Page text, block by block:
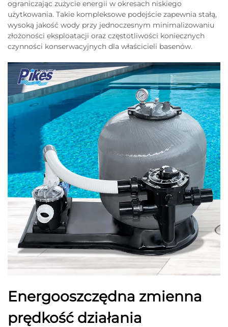
ograniczając zużycie energii w okresach niskiego
użytkowania. Takie kompleksowe podejście zapewnia stałą,
wysoką jakość wody przy jednoczesnym minimalizowaniu
złożoności eksploatacji oraz częstotliwości koniecznych
czynności konserwacyjnych dla właścicieli basenów.
Energooszczędna zmienna
prędkość działania